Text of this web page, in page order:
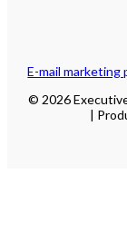
E-mail marketing
© 2026
|